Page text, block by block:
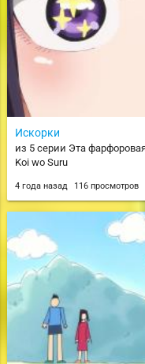
Искорки
из 5 серии Эта
Koi wo Suru
4 года назад 116 просмотров